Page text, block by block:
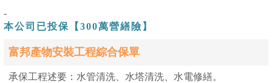
-
本公司已投保【300萬營繕險】
富邦產物安裝工程綜合保單
承保工程述要：水管清洗、水塔清洗、水電修繕。